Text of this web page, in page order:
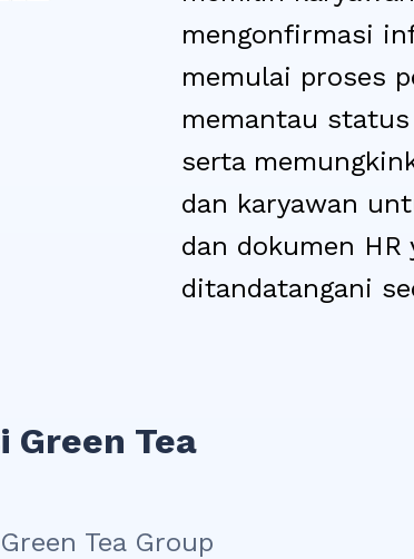
mengonfirmasi
memulai proses
memantau
serta
dan karyawan
dan dokumen HR
ditandatangani
Green Tea
Tea Group